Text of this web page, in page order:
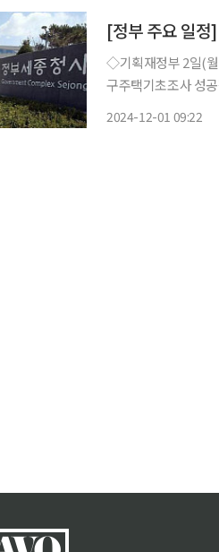
[정부 주요 일
◇기획재정부 2일(월) △민생 및 경제활력 지원을 위해 할당관세 지속 지원(석간) △2024 가
구주택기초조사 성공적으로 실시(석간)
2024-12-01 09:22